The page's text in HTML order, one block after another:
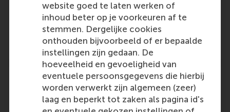
website goed te laten werken of
inhoud beter op je voorkeuren af te
stemmen. Dergelijke cookies
onthouden bijvoorbeeld of er bepaalde
instellingen zijn gedaan. De
hoeveelheid en gevoeligheid van
eventuele persoonsgegevens die hierbij
worden verwerkt zijn algemeen (zeer)
laag en beperkt tot zaken als pagina id's
Henk de Vries
Role: Faculty
Reference type: Written by